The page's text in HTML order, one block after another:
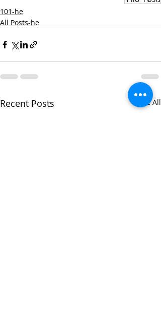
101-he
All Posts-he
Recent Posts See All